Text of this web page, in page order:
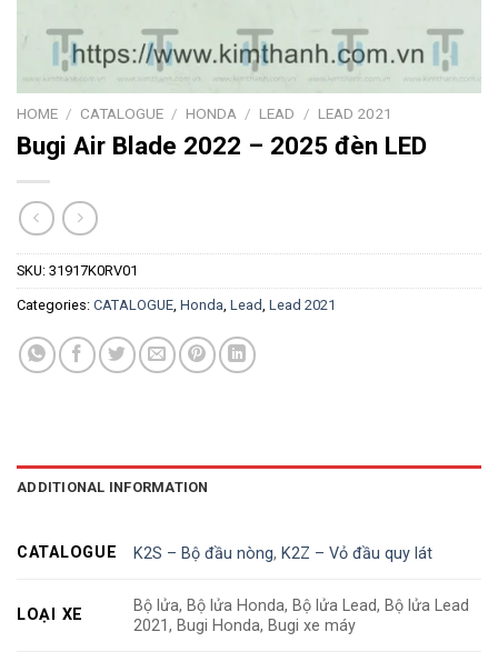
HOME / CATALOGUE / HONDA / LEAD / LEAD 2021
Bugi Air Blade 2022 – 2025 đèn LED
SKU: 31917K0RV01
Categories: CATALOGUE, Honda, Lead, Lead 2021
ADDITIONAL INFORMATION
CATALOGUE K2S – Bộ đầu nòng, K2Z – Vỏ đầu quy lát
LOẠI XE
Bộ lửa, Bộ lửa Honda, Bộ lửa Lead, Bộ lửa Lead
2021, Bugi Honda, Bugi xe máy